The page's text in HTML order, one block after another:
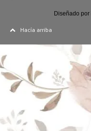
Diseñado por
Hacía arriba